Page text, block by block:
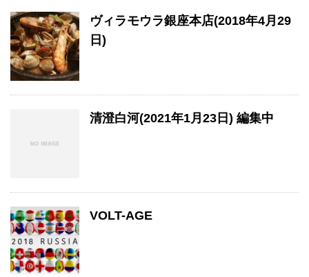
ヴィラモウラ銀座本店(2018年4月29
日)
清澄白河(2021年1月23日) 編集中
VOLT-AGE